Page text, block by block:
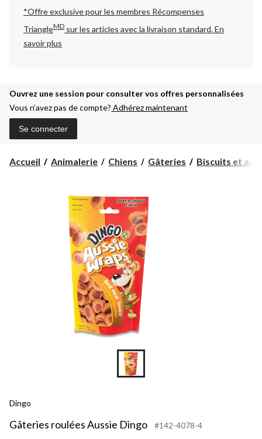
*Offre exclusive pour les membres Récompenses
TriangleMD sur les articles avec la livraison standard.En
savoir plus
Ouvrez une session pour consulter vos offres personnalisées
Vous n’avez pas de compte? Adhérez maintenant
Se connecter
Accueil Animalerie Chiens Gâteries Biscuits et
Dingo
Gâteries roulées Aussie Dingo #142-4078-4